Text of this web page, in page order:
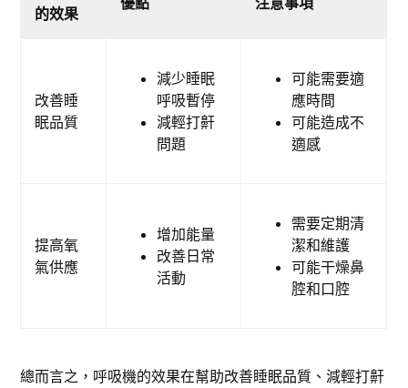
的效果
改善睡
眠品質
減少睡眠
呼吸暫停
減輕打鼾
問題
可能需要適
應時間
可能造成不
適感
提高氧
氣供應
增加能量
改善日常
活動
需要定期清
潔和維護
可能干燥鼻
腔和口腔
總而言之，呼吸機的效果在幫助改善睡眠品質、減輕打鼾